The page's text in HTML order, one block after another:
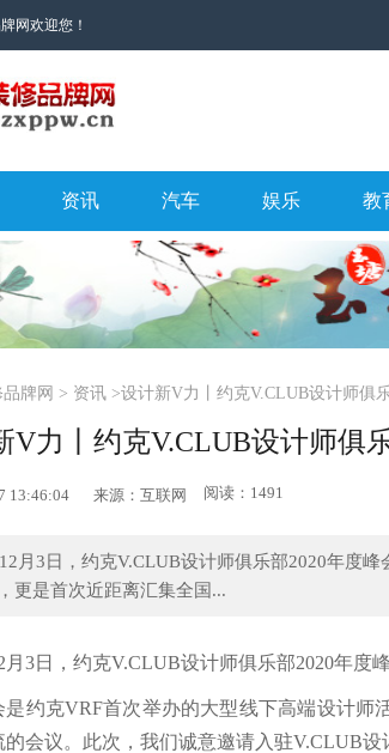
网欢迎您！
资讯 汽车 娱乐 教
牌网 > 资讯>设计新V力丨约克V.CLUB设计师俱
V力丨约克V.CLUB设计师俱
13:46:04 来源：互联网 阅读：1491
月3日，约克V.CLUB设计师俱乐部2020年度
更是首次近距离汇集全国...
月3日，约克V.CLUB设计师俱乐部2020年度
是约克VRF首次举办的大型线下高端设计师
的会议。此次，我们诚意邀请入驻V.CLUB